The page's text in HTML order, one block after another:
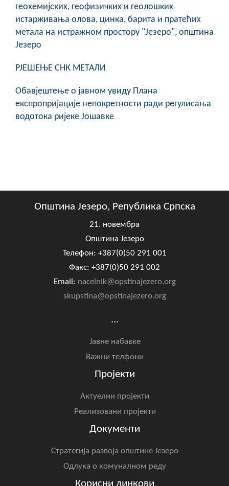
геохемијских, геофизичких и геолошких
истарживања олова, цинка, барита и пратећих
метала на истражном простору "Језеро", општина
Језеро
РЈЕШЕЊЕ СНК МЕТАЛИ
Обавјештење о јавном увиду Плана
експропријације непокретности ради регулисања
водотока ријеке Јошавке
Општина Језеро, Република Српска
21. новембра
Општина Језеро
Телефон: +387(0)50 291 001
Факс: +387(0)50 291 002
Email: nacelnik@opstinajezero.org
skupstina@opstinajezero.org
...
Јавне набавке
Важни телфони
Пројекти
Актуелни пројекти
Реализовани пројекти
Документи
Стратегија развоја општине Језеро
Одлука о комуналном реду